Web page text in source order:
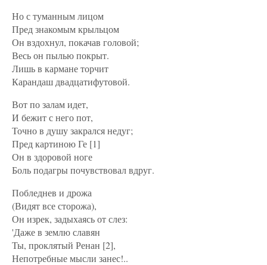
Но с туманным лицом
Пред знакомым крыльцом
Он вздохнул, покачав головой;
Весь он пылью покрыт.
Лишь в кармане торчит
Карандаш двадцатифутовой.
Вот по залам идет,
И бежит с него пот,
Точно в душу закрался недуг;
Пред картиною Ге [1]
Он в здоровой ноге
Боль подагры почувствовал вдруг.
Побледнев и дрожа
(Видят все сторожа),
Он изрек, задыхаясь от слез:
'Даже в землю славян
Ты, проклятый Ренан [2],
Непотребные мысли занес!..